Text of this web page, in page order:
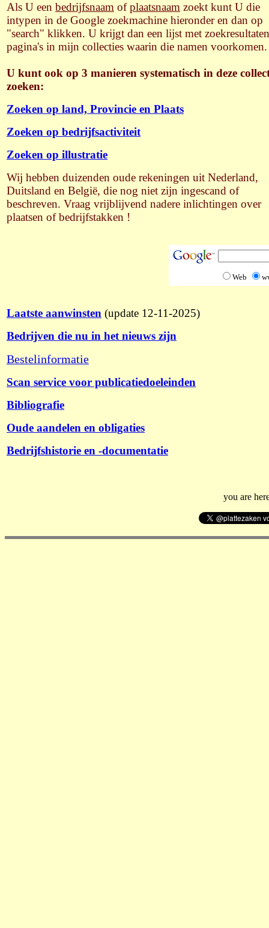
Als U een bedrijfsnaam ofplaatsnaam zoekt kunt U die
intypen in de Google zoekmachine hieronder en dan op
"search" klikken. U krijgt dan een lijst met
pagina's in mijn collecties waarin die namen voorkomen.
U kunt ook op 3 manieren systematisch in deze
zoeken:
Zoeken op land, Provincie en Plaats
Zoeken op bedrijfsactiviteit
Zoeken op illustratie
Wij hebben duizenden oude rekeningen uit Nederland,
Duitsland en België, die nog niet zijn ingescand of
beschreven. Vraag vrijblijvend nadere inlichtingen over
plaatsen of bedrijfstakken !
Web
Laatste aanwinsten (update 12-11-2025)
Bedrijven die nu in het nieuws zijn
Bestelinformatie
Scan service voor publicatiedoeleinden
Bibliografie
Oude aandelen en obligaties
Bedrijfshistorie en -documentatie
you are